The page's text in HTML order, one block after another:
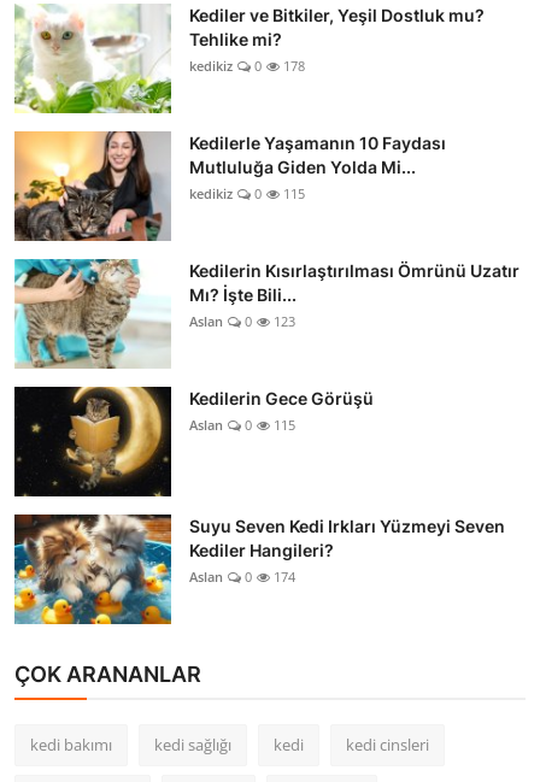
Kediler ve Bitkiler, Yeşil Dostluk mu?
Tehlike mi?
kedikiz 0 178
Kedilerle Yaşamanın 10 Faydası
Mutluluğa Giden Yolda Mi...
kedikiz 0 115
Kedilerin Kısırlaştırılması Ömrünü Uzatır
Mı? İşte Bili...
Aslan 0 123
Kedilerin Gece Görüşü
Aslan 0 115
Suyu Seven Kedi Irkları Yüzmeyi Seven
Kediler Hangileri?
Aslan 0 174
ÇOK ARANANLAR
kedi bakımı kedi sağlığı kedi kedi cinsleri